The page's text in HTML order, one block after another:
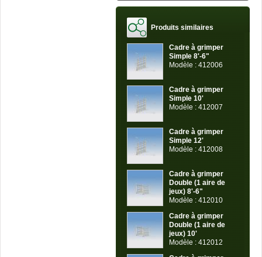
Produits similaires
Cadre à grimper
Simple 8'-6"
Modèle : 412006
Cadre à grimper
Simple 10'
Modèle : 412007
Cadre à grimper
Simple 12'
Modèle : 412008
Cadre à grimper
Double (1 aire de
jeux) 8'-6"
Modèle : 412010
Cadre à grimper
Double (1 aire de
jeux) 10'
Modèle : 412012